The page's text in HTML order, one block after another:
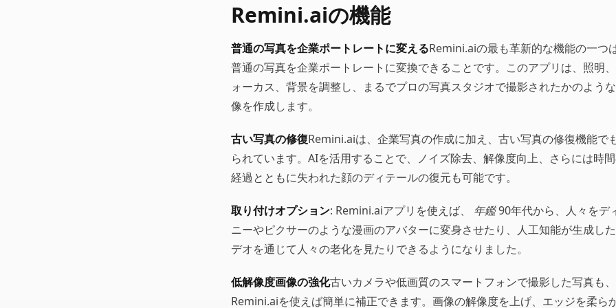
Remini.aiの機能
普通の写真を企業ポートレートに変えるRemini.aiの最も革新的な機能の一つは
普通の写真を企業ポートレートに変換できることです。このアプリは、照明
ォーカス、背景を調整し、まるでプロの写真スタジオで撮影されたかのよう
像を作成します。
古い写真の修復Remini.aiは、企業写真の作成に加え、古い写真の修復機能で
られています。AIを活用することで、ノイズ除去、解像度向上、さらには時
経過とともに失われた顔のディテールの復元も可能です。
取り付けオプション: Remini.aiアプリを使えば、 年鑑90年代から、人々をデ
ニーやピクサーのような漫画のアバターに変身させたり、人工知能が生成し
デオを通じて人々の老化を見たりできるようになりました。
低解像度画像の強化古いカメラや低画質のスマートフォンで撮影した写真も、
Remini.aiを使えば簡単に補正できます。画像の解像度を上げ、エッジを柔ら